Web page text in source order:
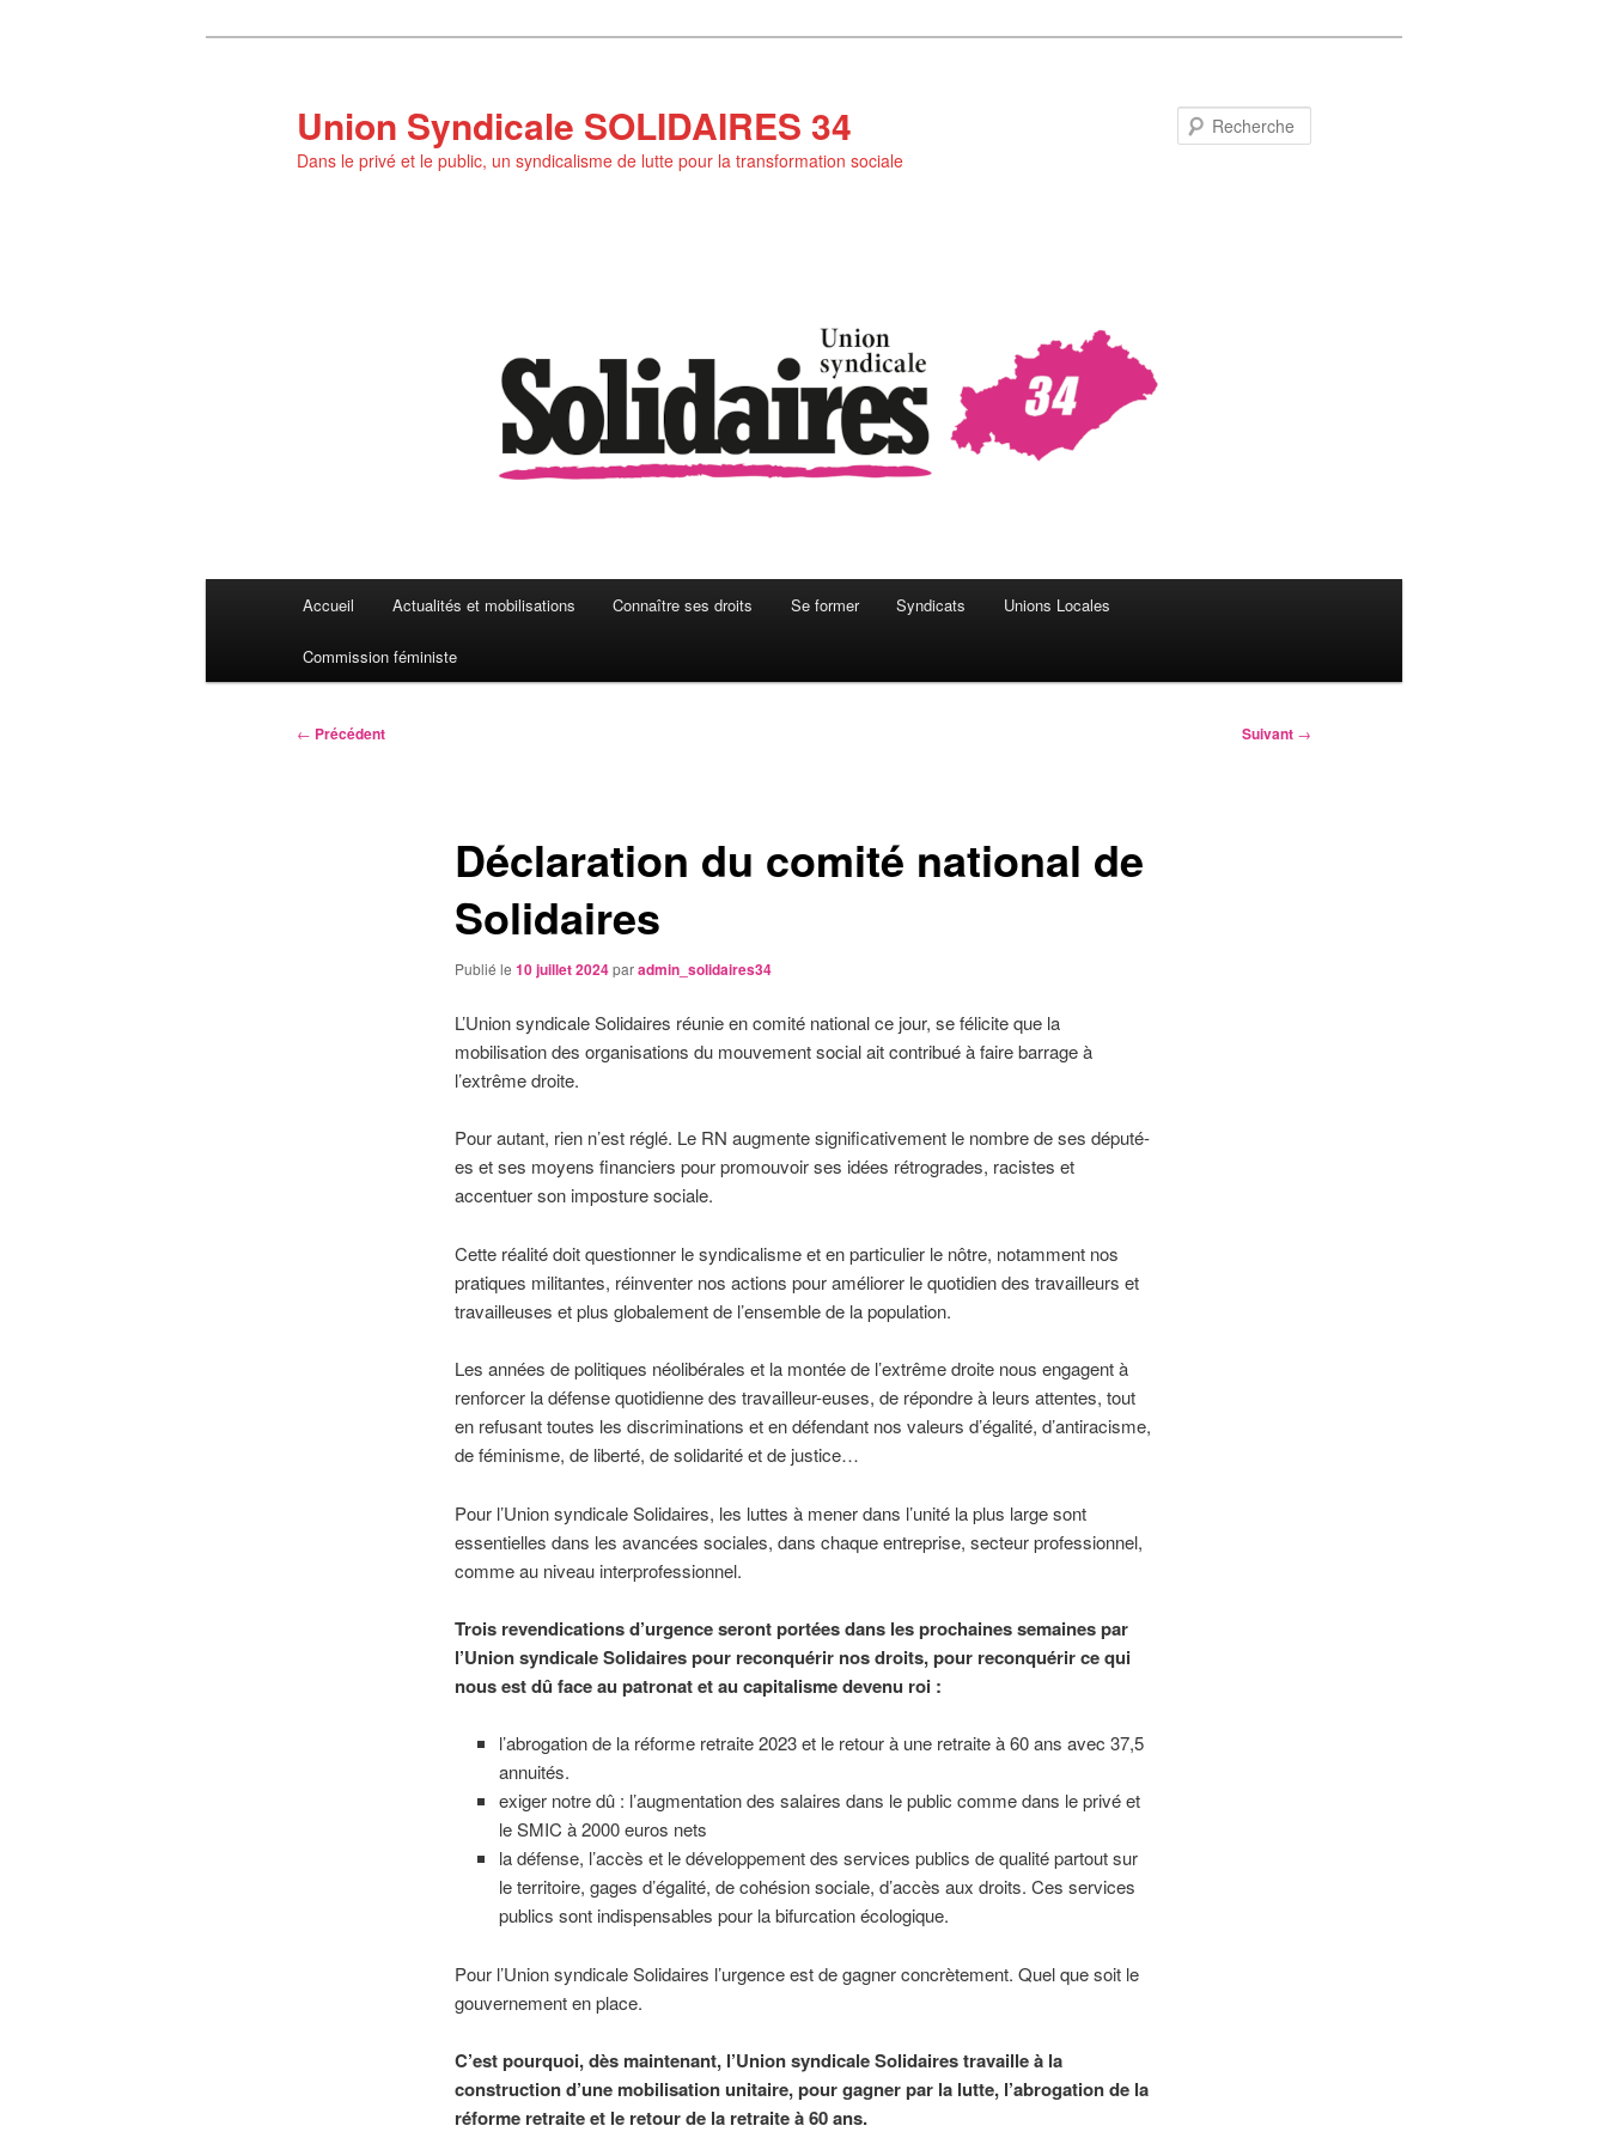
Union Syndicale SOLIDAIRES 34
Dans le privé et le public, un syndicalisme de lutte pour la transformation sociale
Accueil Actualités et mobilisations Connaître ses droits Se former Syndicats Unions Locales
Commission féministe
Navigation
← Précédent Suivant →
Déclaration du comité national de
Solidaires
Publié le 10 juillet 2024paradmin_solidaires34
L’Union syndicale Solidaires réunie en comité national ce jour, se félicite que la
mobilisation des organisations du mouvement social ait contribué à faire barrage à
l’extrême droite.
Pour autant, rien n’est réglé. Le RN augmente significativement le nombre de ses député-
es et ses moyens financiers pour promouvoir ses idées rétrogrades, racistes et
accentuer son imposture sociale.
Cette réalité doit questionner le syndicalisme et en particulier le nôtre, notamment nos
pratiques militantes, réinventer nos actions pour améliorer le quotidien des travailleurs et
travailleuses et plus globalement de l’ensemble de la population.
Les années de politiques néolibérales et la montée de l’extrême droite nous engagent à
renforcer la défense quotidienne des travailleur-euses, de répondre à leurs attentes, tout
en refusant toutes les discriminations et en défendant nos valeurs d’égalité, d’antiracisme,
de féminisme, de liberté, de solidarité et de justice…
Pour l’Union syndicale Solidaires, les luttes à mener dans l’unité la plus large sont
essentielles dans les avancées sociales, dans chaque entreprise, secteur professionnel,
comme au niveau interprofessionnel.
Trois revendications d’urgence seront portées dans les prochaines semaines par
l’Union syndicale Solidaires pour reconquérir nos droits, pour reconquérir ce qui
nous est dû face au patronat et au capitalisme devenu roi :
l’abrogation de la réforme retraite 2023 et le retour à une retraite à 60 ans avec 37,5
annuités.
exiger notre dû : l’augmentation des salaires dans le public comme dans le privé et
le SMIC à 2000 euros nets
la défense, l’accès et le développement des services publics de qualité partout sur
le territoire, gages d’égalité, de cohésion sociale, d’accès aux droits. Ces services
publics sont indispensables pour la bifurcation écologique.
Pour l’Union syndicale Solidaires l’urgence est de gagner concrètement. Quel que soit le
gouvernement en place.
C’est pourquoi, dès maintenant, l’Union syndicale Solidaires travaille à la
construction d’une mobilisation unitaire, pour gagner par la lutte, l’abrogation de la
réforme retraite et le retour de la retraite à 60 ans.